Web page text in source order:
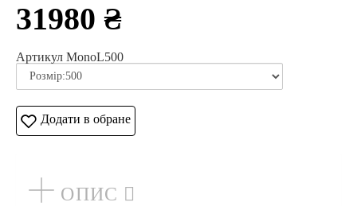
31980 ₴
Артикул MonoL500
Додати в обране
ОПИС